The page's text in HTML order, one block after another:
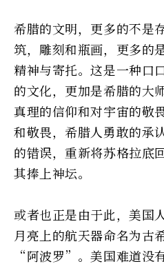
希腊的文明，更多的不是
筑，雕刻和瓶画，更多的
精神与寄托。这是一种口
的文化，更加是希腊的大
真理的信仰和对宇宙的敬
和敬畏，希腊人勇敢的承
的错误，重新将苏格拉底
其捧上神坛。
或者也正是由于此，美国
月亮上的航天器命名为
“阿波罗”。美国难道没